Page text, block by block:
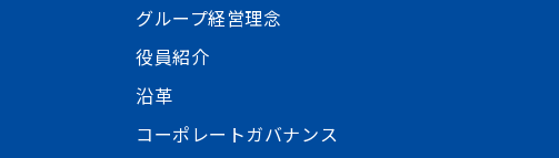
グループ経営理念
役員紹介
沿革
コーポレートガバナンス